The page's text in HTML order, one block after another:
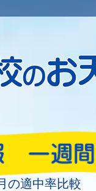
の適中率比較